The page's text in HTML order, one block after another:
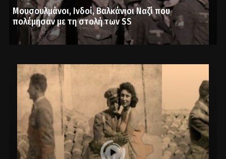
Μουσουλμάνοι, Ινδοί, Βαλκάνιοι Ναζί που
πολέμησαν με τη στολή των SS